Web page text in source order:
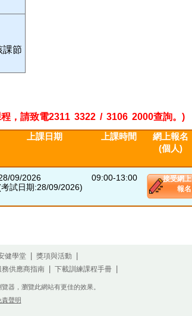
節
，請致電2311 3322 / 3106 2000查詢。)
上課日期 上課時間
網上報名
(個人)
09/2026
試日期:28/09/2026)
09:00-13:00
接受網上
報名
健學堂| 獎項與活動|
供應商指南 下載訓練課程手冊
，瀏覽此網站有更佳的效果。
責聲明